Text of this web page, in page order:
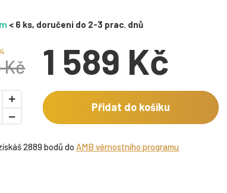
< 6 ks, doručení do 2-3 prac. dnů
Kč 1 589 Kč
Přidat do košíku
2889 bodů do AMB věrnostního programu